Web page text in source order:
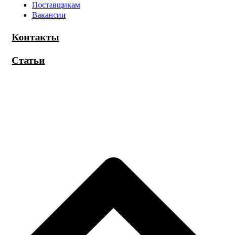
Поставщикам
Вакансии
Контакты
Статьи